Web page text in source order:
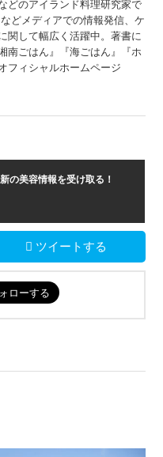
どのアイランド料理研究家で
どメディアでの情報発信、ケ
関して幅広く活躍中。著書に
南ごはん』『海ごはん』『ホ
フィシャルホームページ
の美容情報を受け取る！
ツイートする